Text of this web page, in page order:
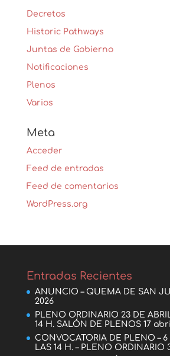
Decretos
Historic Pathways
Juntas de Gobierno
Notificaciones
Plenos
Varios
Meta
Acceder
Feed de entradas
Feed de comentarios
WordPress.org
Entradas Recientes
ANUNCIO – QUEMA DE SAN
2026
PLENO ORDINARIO 23 DE
14 H. SALÓN DE PLENOS 17
CONVOCATORIA DE PLENO – 6
LAS 14 H. – PLENO ORDINARIO